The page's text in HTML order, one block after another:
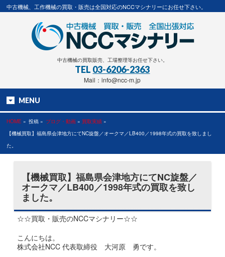
中古機械、工作機械の買取・販売は全国対応のNCCマシナリーにお任せ下さい。
中古機械の買取販売、工場整理等お任せ下さい。
TEL 03-6206-2363
Mail：info@ncc-m.jp
MENU
HOME » 投稿 » ブログ・動画 » 買取実績 »
【機械買取】福島県会津地方にてNC旋盤／オークマ／LB400／1998年式の買取を致しまし
た。
【機械買取】福島県会津地方にてNC旋盤／
オークマ／LB400／1998年式の買取を致し
ました。
☆☆買取・販売のNCCマシナリー☆☆
こんにちは。
株式会社NCC 代表取締役 大河原 勇です。